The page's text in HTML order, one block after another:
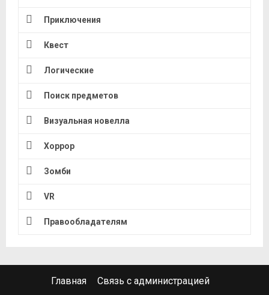
Приключения
Квест
Логические
Поиск предметов
Визуальная новелла
Хоррор
Зомби
VR
Правообладателям
Главная Связь с администрацией